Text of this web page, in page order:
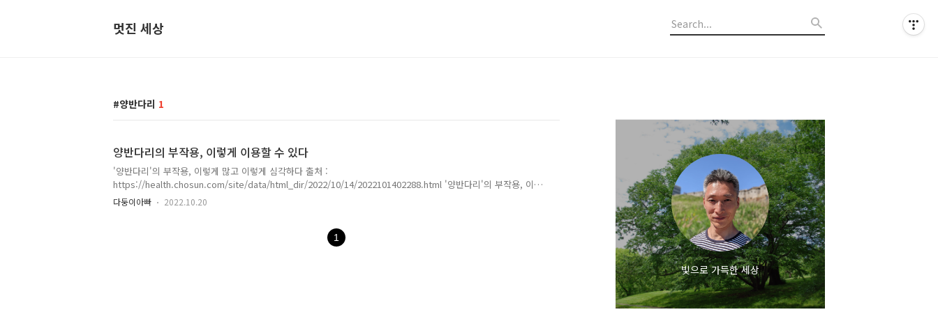
멋진 세상
양반다리 1
양반다리의 부작용, 이렇게 이용할 수 있다
'양반다리'의 부작용, 이렇게 많고 이렇게 심각하다 출처 :
https://health.chosun.com/site/data/html_dir/2022/10/14/2022101402288.html '양반다리'의 부작용, 이렇
게 많고 이렇게 심각하다 양반다리로 앉는 습관은 관절과 척추 건강을 위협할 수 있어 주의해야 한다./사진=클립
아트코리아 한국에서는 신발을 벗고 바닥에 앉는 좌식문화가 발달했다. 이 때문에 '양반다리' 자세를 하는
다. 요가하러 가면 늘 하는 게 이렇게 골반을 틀어서 균형을 맞추는 일이다. 요즘 사람은 마우스를 잡는 것처럼
다둥이아빠 2022.10.20
1
빛으로 가득한 세상